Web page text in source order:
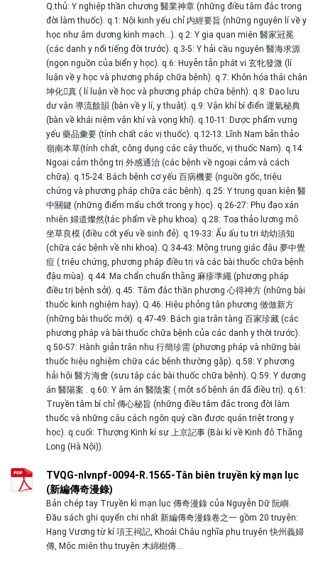
Q.thủ: Y nghiệp thần chương 醫業神章 (những điều tâm đắc trong
đời làm thuốc). q.1: Nội kinh yếu chỉ 内經要旨 (những nguyên lí về y
học như âm dương kinh mạch…). q.2: Y gia quan miện 醫家冠冕
(các danh y nổi tiếng đời trước). q.3-5: Y hải cầu nguyên 醫海求源
(ngọn nguồn của biển y học). q.6: Huyễn tẫn phát vi 玄牝發溦 (lí
luận về y học và phương pháp chữa bệnh). q.7: Khôn hóa thái chân
坤化񠈚真 ( lí luận về học và phương pháp chữa bệnh). q.8: Đạo lưu
dư vận 導流餘韻 (bàn về y lí, y thuật). q.9: Vận khí bí điển 運氣秘典
(bàn về khái niệm vận khí và vọng khí). q.10-11: Dược phẩm vựng
yếu 藥品彙要 (tính chất các vị thuốc). q.12-13: Lĩnh Nam bản thảo
嶺南本草(tính chất, công dụng các cây thuốc, vị thuốc Nam). q.14:
Ngoại cảm thông trị 外感通治 (các bệnh về ngoại cảm và cách
chữa). q.15-24: Bách bệnh cơ yếu 百病機要 (nguồn gốc, triệu
chứng và phương pháp chữa các bệnh). q.25: Y trung quan kiện 醫
中關鍵 (những điểm mấu chốt trong y học). q.26-27: Phụ đạo xán
nhiên 婦道燦然(tác phẩm về phụ khoa). q.28: Toạ thảo lương mô
坐草良模 (điều cốt yếu về sinh đẻ). q.19-33: Ấu ấu tu tri 幼幼須知
(chữa các bệnh về nhi khoa). Q.34-43: Mộng trung giác đậu 夢中覺
痘 ( triệu chứng, phương pháp điều trị và các bài thuốc chữa bệnh
đậu mùa). q.44: Ma chẩn chuẩn thằng 麻疹準繩 (phương pháp
điều trị bệnh sởi). q.45: Tâm đắc thần phương 心得神方 (những bài
thuốc kinh nghiệm hay). Q.46: Hiệu phỏng tân phương 傚倣新方
(những bài thuốc mới). q.47-49: Bách gia trân tàng 百家珍藏 (các
phương pháp và bài thuốc chữa bệnh của các danh y thời trước).
q.50-57: Hành giản trân nhu 行簡珍需 (phương pháp và những bài
thuốc hiệu nghiệm chữa các bệnh thường gặp). q.58: Y phương
hải hội 醫方海會 (sưu tập các bài thuốc chữa bệnh). Q.59: Y dương
án 醫陽案 . q.60: Y âm án 醫陰案 ( một số bệnh án đã điều trị). q.61:
Truyền tâm bí chỉ 傳心秘旨 (những điều tâm đắc trong đời làm
thuốc và những câu cách ngôn quý cần được quán triệt trong y
học). q.cuối: Thượng Kinh kí sự 上京記事 (Bài kí về Kinh đô Thăng
Long (Hà Nội)).
TVQG-nlvnpf-0094-R.1565-Tân biên truyền kỳ mạn lục
(新編傳奇漫錄)
Bản chép tay Truyền kì mạn lục 傳奇漫錄 của Nguyễn Dữ 阮嶼.
Đầu sách ghi quyển chi nhất 新編傳奇漫錄卷之一 gồm 20 truyện:
Hạng Vương từ kí 項王祠記, Khoái Châu nghĩa phụ truyện 快州義婦
傳, Mộc miên thụ truyện 木綿樹傳…